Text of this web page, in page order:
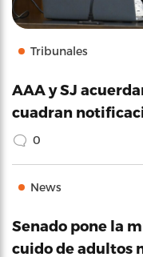
Tribunales
AAA y SJ
cuadran
0
News
Senado pone la
cuido de adultos